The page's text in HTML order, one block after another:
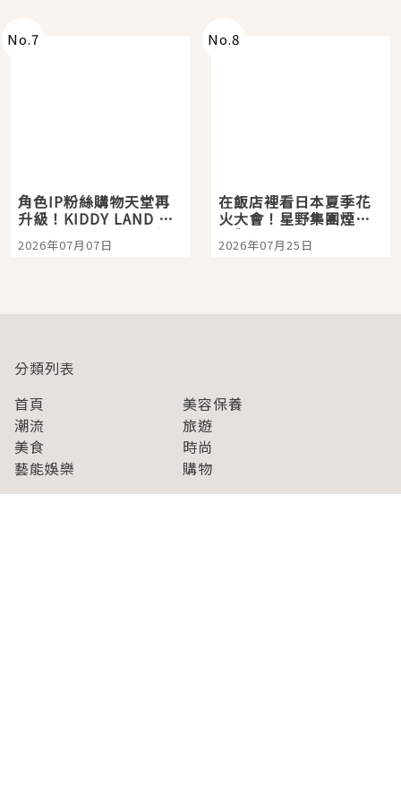
No.7
角色IP粉絲購物天堂再
升級！KIDDY LAND 原
宿店吉伊卡哇迎客，新
開幕 OMOKADO 店3分
2026年07月07日
No.8
在飯店裡看日本夏季花
火大會！星野集團煙火
景觀飯店6選，讓你不用
人擠人悠閒欣賞
2026年07月25日
分類列表
首頁
美容保養
潮流
旅遊
美食
時尚
藝能娛樂
購物